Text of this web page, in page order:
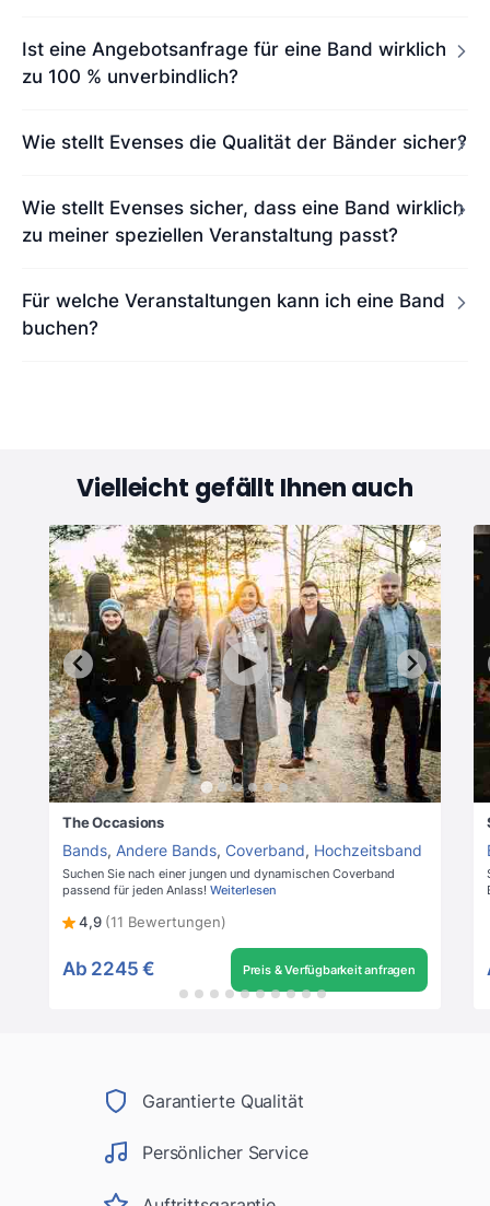
Ist eine Angebotsanfrage für eine Band wirklich
zu 100 % unverbindlich?
Wie stellt Evenses die Qualität der Bänder sicher?
Wie stellt Evenses sicher, dass eine Band wirklich
zu meiner speziellen Veranstaltung passt?
Für welche Veranstaltungen kann ich eine Band
buchen?
Vielleicht gefällt Ihnen auch
The Occasions
Bands, Andere Bands, Coverband, Hochzeitsband
Suchen Sie nach einer jungen und dynamischen Coverband
passend für jeden Anlass! Weiterlesen
4,9 (11 Bewertungen)
Ab 2245 € Preis & Verfügbarkeit anfragen
Garantierte Qualität
Persönlicher Service